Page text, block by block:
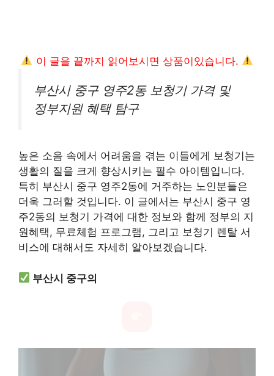
이 글을 끝까지 읽어보시면 상품이있습니다.
부산시 중구 영주2동 보청기 가격 및
정부지원 혜택 탐구
높은 소음 속에서 어려움을 겪는 이들에게 보청기는
생활의 질을 크게 향상시키는 필수 아이템입니다.
특히 부산시 중구 영주2동에 거주하는 노인분들은
더욱 그러할 것입니다. 이 글에서는 부산시 중구 영
주2동의 보청기 가격에 대한 정보와 함께 정부의 지
원혜택, 무료체험 프로그램, 그리고 보청기 렌탈 서
비스에 대해서도 자세히 알아보겠습니다.
부산시 중구의